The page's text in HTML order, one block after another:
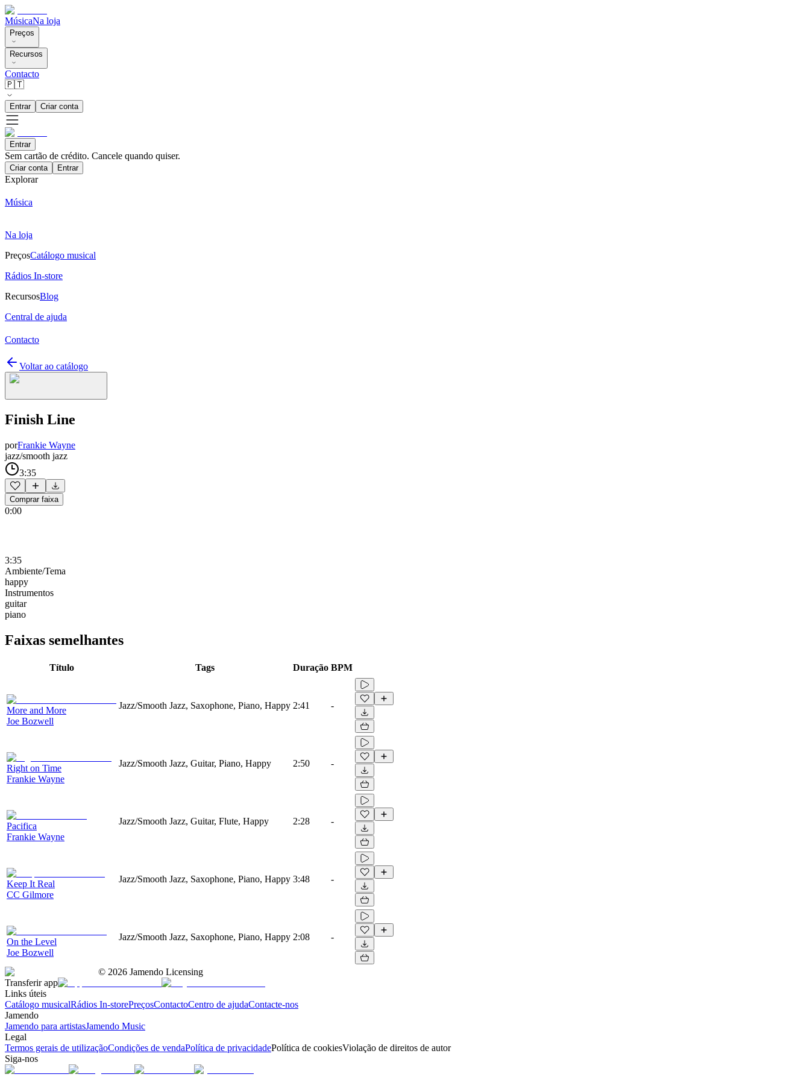
MúsicaNa loja
Preços
Recursos
Contacto
🇵🇹
Entrar Criar conta
Entrar
Sem cartão de crédito. Cancele quando quiser.
Criar conta Entrar
Explorar
Música
Na loja
PreçosCatálogo musical
Rádios In-store
RecursosBlog
Central de ajuda
Contacto
Voltar ao catálogo
Finish Line
porFrankie Wayne
jazz/smooth jazz
3:35
Comprar faixa
0:00
3:35
Ambiente/Tema
happy
Instrumentos
guitar
piano
Faixas semelhantes
Título Tags Duração BPM
More and More
Joe Bozwell
Jazz/Smooth Jazz, Saxophone, Piano, Happy 2:41 -
Right on Time
Frankie Wayne
Jazz/Smooth Jazz, Guitar, Piano, Happy 2:50 -
Pacifica
Frankie Wayne
Jazz/Smooth Jazz, Guitar, Flute, Happy 2:28 -
Keep It Real
CC Gilmore
Jazz/Smooth Jazz, Saxophone, Piano, Happy 3:48 -
On the Level
Joe Bozwell
Jazz/Smooth Jazz, Saxophone, Piano, Happy 2:08 -
© 2026 Jamendo Licensing
Transferir app
Links úteis
Catálogo musicalRádios In-storePreçosContactoCentro de ajudaContacte-nos
Jamendo
Jamendo para artistasJamendo Music
Legal
Termos gerais de utilizaçãoCondições de vendaPolítica de privacidadePolítica de cookiesViolação de direitos de autor
Siga-nos